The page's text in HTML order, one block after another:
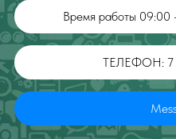
Время работы 09:00
ТЕЛЕФОН: 7